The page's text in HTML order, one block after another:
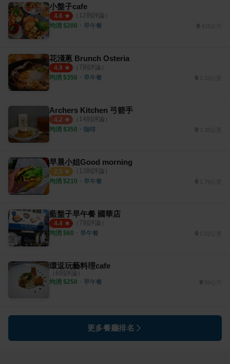
小盤子cafe
4.6 （ 12則評論）
均消 $200 ・ 早午餐 415公尺
花淺蔥 Brunch Osteria
4.9 （ 7則評論）
均消 $350 ・ 早午餐
Archers Kitchen 弓箭手
4.2 （ 14則評論）
均消 $350 ・ 咖啡 1.35公里
早晨小姐Good morning
2.5 （ 13則評論）
均消 $210 ・ 早午餐
藍盤子早午餐 國華店
4.4 （ 7則評論）
均消 $60 ・ 早午餐
環逗玩藝料理cafe
（ 6則評論）
均消 $250 ・ 早午餐 59公尺
更多餐廳排名